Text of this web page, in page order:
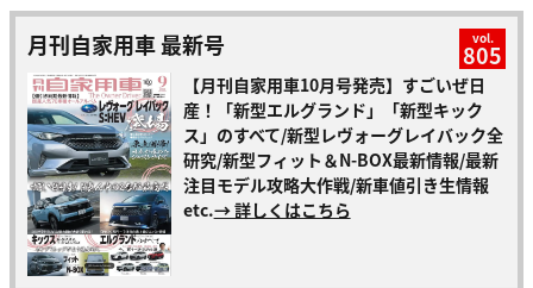
月刊自家用車 最新号 vol.
805
【月刊自家用車10月号発売】すごいぜ日
産！「新型エルグランド」「新型キック
ス」のすべて/新型レヴォーグレイバック全
研究/新型フィット＆N-BOX最新情報/最新
注目モデル攻略大作戦/新車値引き生情報
etc.→ 詳しくはこちら